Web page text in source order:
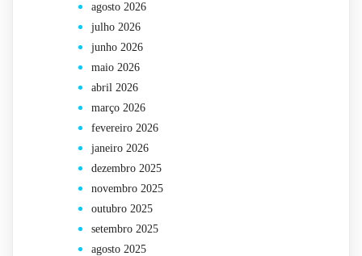
agosto 2026
julho 2026
junho 2026
maio 2026
abril 2026
março 2026
fevereiro 2026
janeiro 2026
dezembro 2025
novembro 2025
outubro 2025
setembro 2025
agosto 2025